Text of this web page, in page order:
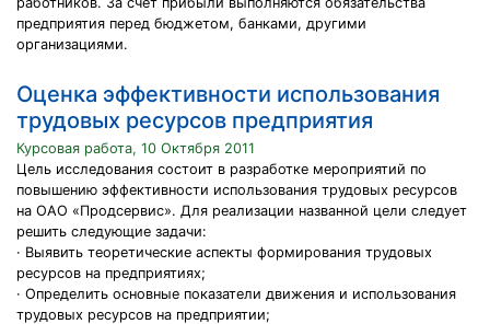
предприятия перед бюджетом, банками, другими
организациями.
Оценка эффективности использования
трудовых ресурсов предприятия
Курсовая работа, 10 Октября 2011
Цель исследования состоит в разработке мероприятий по
повышению эффективности использования трудовых ресурсов
на ОАО «Продсервис». Для реализации названной цели следует
решить следующие задачи:
· Выявить теоретические аспекты формирования трудовых
ресурсов на предприятиях;
· Определить основные показатели движения и использования
трудовых ресурсов на предприятии;